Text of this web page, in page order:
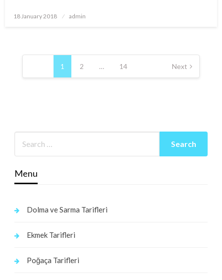
Posted
18 January 2018 admin
Posts
pagination
1 2 … 14 Next
Menu
Dolma ve Sarma Tarifleri
Ekmek Tarifleri
Poğaça Tarifleri